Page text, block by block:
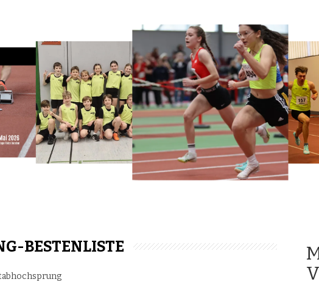
BESTENLISTE